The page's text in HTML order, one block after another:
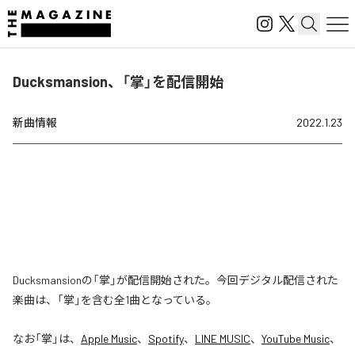
Ducksmansion、「掌」を配信開始
新曲情報 2022.1.23
Ducksmansionの「掌」が配信開始された。今回デジタル配信された
楽曲は、「掌」を含む全1曲となっている。
なお「掌」は、 Apple Music、 Spotify、 LINE MUSIC、 YouTube Music、